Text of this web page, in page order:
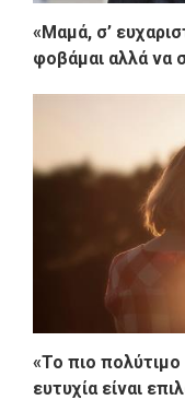
«Μαμά, σ’
φοβάμαι αλλά να
«Το πιο
ευτυχία είναι